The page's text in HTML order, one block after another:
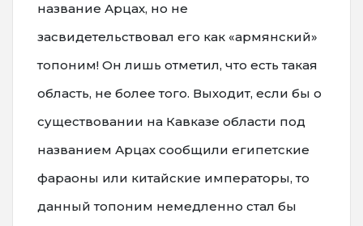
название Арцах, но не
засвидетельствовал его как «армянский»
топоним! Он лишь отметил, что есть такая
область, не более того. Выходит, если бы о
существовании на Кавказе области под
названием Арцах сообщили египетские
фараоны или китайские императоры, то
данный топоним немедленно стал бы